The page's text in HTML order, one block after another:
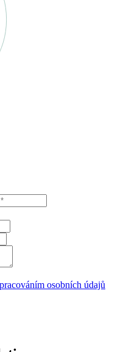
osobních údajů